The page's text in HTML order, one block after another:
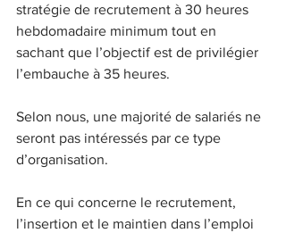
stratégie de recrutement à 30 heures
hebdomadaire minimum tout en
sachant que l’objectif est de privilégier
l’embauche à 35 heures.
Selon nous, une majorité de salariés ne
seront pas intéressés par ce type
d’organisation.
En ce qui concerne le recrutement,
l’insertion et le maintien dans l’emploi